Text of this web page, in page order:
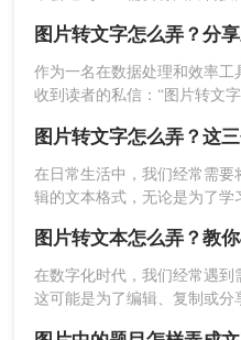
需求设置一些条件，然
3、转换完成，点击打开
免费的，或者功能受限。那么
费实现图片转文字的方法，
决图片转文字怎么弄免费问题
图片转文字怎么弄？分
作为一名在数据处理和效率工
收到读者的私信：“图片转文
要从截图、照片或扫描件中提
图片转文字怎么弄？这
在日常生活中，我们经常需
辑的文本格式，无论是为了学
图片转文本怎么弄？教
在数字化时代，我们经常遇到
这可能是为了编辑、复制或分